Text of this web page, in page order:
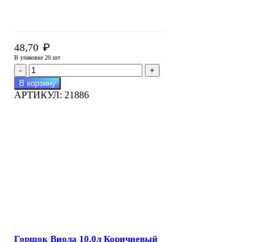
48,70 ₽
В упаковке 20 шт
Количество
товара
Горшок
Виола
В корзину
АРТИКУЛ: 21886
Горшок Виола 10,0л Коричневый